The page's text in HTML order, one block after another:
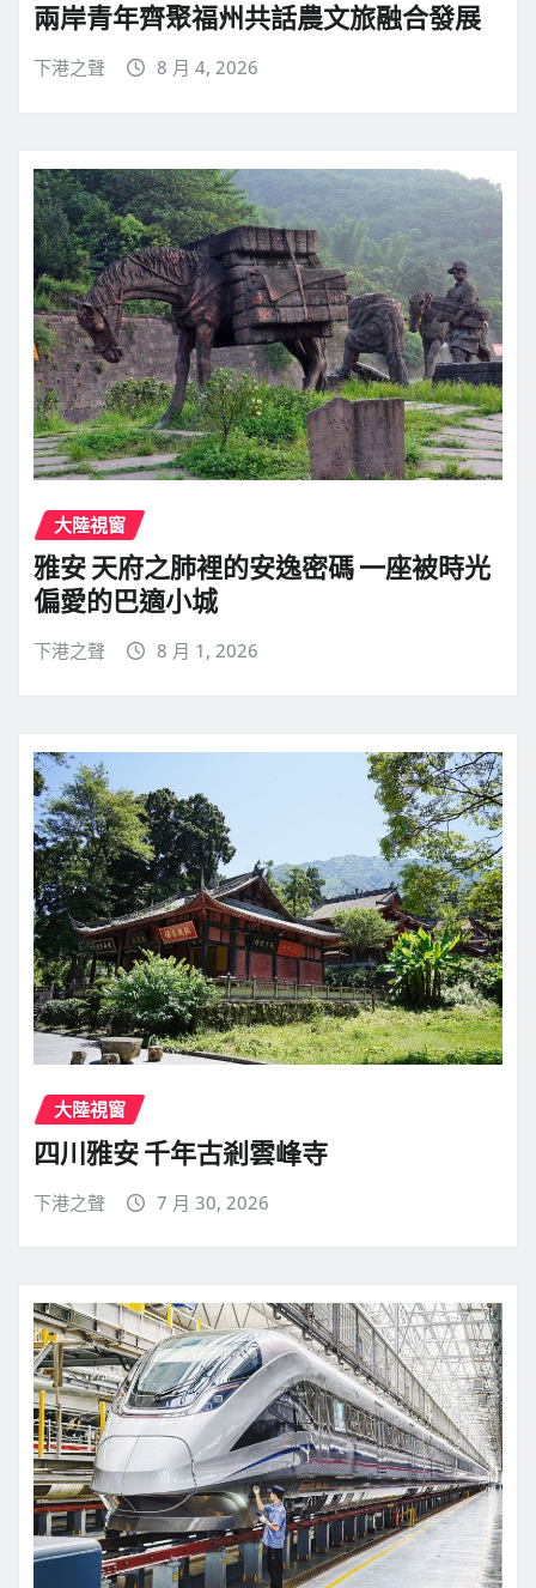
兩岸青年齊聚福州共話農文旅融合發展
下港之聲 8 月 4, 2026
大陸視窗
雅安 天府之肺裡的安逸密碼 一座被時光
偏愛的巴適小城
下港之聲 8 月 1, 2026
大陸視窗
四川雅安 千年古剎雲峰寺
下港之聲 7 月 30, 2026